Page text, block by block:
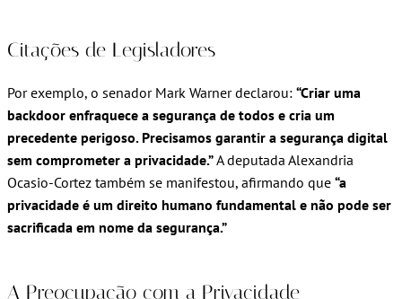
Citações de Legisladores
Por exemplo, o senador Mark Warner declarou: “Criar uma
backdoor enfraquece a segurança de todos e cria um
precedente perigoso. Precisamos garantir a segurança digital
sem comprometer a privacidade.”A deputada Alexandria
Ocasio-Cortez também se manifestou, afirmando que “a
privacidade é um direito humano fundamental e não pode ser
sacrificada em nome da segurança.”
A Preocupação com a Privacidade